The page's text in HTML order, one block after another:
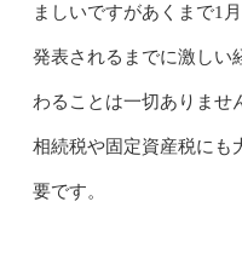
ましいですがあくまで1
発表されるまでに激しい
わることは一切ありませ
相続税や固定資産税にも
要です。